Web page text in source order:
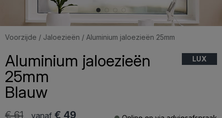
Voorzijde / Jaloezieën / Aluminium jaloezieën 25mm
Aluminium jaloezieën
25mm
Blauw
LUX
vanaf € 49
€ 61